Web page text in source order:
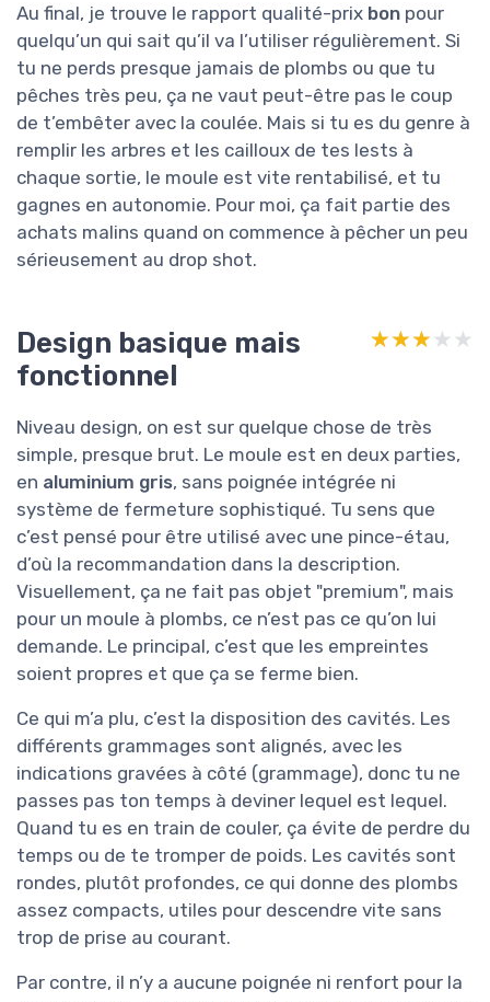
Au final, je trouve le rapport qualité-prix bon pour
quelqu’un qui sait qu’il va l’utiliser régulièrement. Si
tu ne perds presque jamais de plombs ou que tu
pêches très peu, ça ne vaut peut-être pas le coup
de t’embêter avec la coulée. Mais si tu es du genre à
remplir les arbres et les cailloux de tes lests à
chaque sortie, le moule est vite rentabilisé, et tu
gagnes en autonomie. Pour moi, ça fait partie des
achats malins quand on commence à pêcher un peu
sérieusement au drop shot.
Design basique mais
fonctionnel
★★★★★
★★★★★
Niveau design, on est sur quelque chose de très
simple, presque brut. Le moule est en deux parties,
en aluminium gris, sans poignée intégrée ni
système de fermeture sophistiqué. Tu sens que
c’est pensé pour être utilisé avec une pince-étau,
d’où la recommandation dans la description.
Visuellement, ça ne fait pas objet "premium", mais
pour un moule à plombs, ce n’est pas ce qu’on lui
demande. Le principal, c’est que les empreintes
soient propres et que ça se ferme bien.
Ce qui m’a plu, c’est la disposition des cavités. Les
différents grammages sont alignés, avec les
indications gravées à côté (grammage), donc tu ne
passes pas ton temps à deviner lequel est lequel.
Quand tu es en train de couler, ça évite de perdre du
temps ou de te tromper de poids. Les cavités sont
rondes, plutôt profondes, ce qui donne des plombs
assez compacts, utiles pour descendre vite sans
trop de prise au courant.
Par contre, il n’y a aucune poignée ni renfort pour la